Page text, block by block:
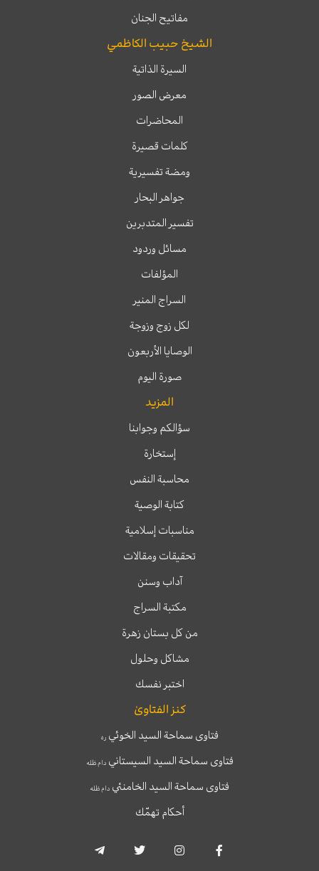
مفاتيح الجنان
الشيخ حبيب الكاظمي
السيرة الذاتية
معرض الصور
المحاضرات
كلمات قصيرة
ومضة تفسيرية
جواهر البحار
تفسير المتدبرين
مسائل وردود
المؤلفات
السراج المنير
لكل زوج وزوجة
الوصايا الأربعون
صورة اليوم
المزيد
سؤالكم وجوابنا
إستخارة
محاسبة النفس
كتابة الوصية
مناسبات إسلامية
تحقيقات ومقالات
آداب وسنن
مكتبة السراج
من كل بستان زهرة
مشاكل وحلول
اختبر نفسك
كنز الفتاوىٰ
فتاوى سماحة السيد الخوئيره
فتاوى سماحة السيد السيستانيدام ظله
فتاوى سماحة السيد الخامنئي دام ظله
أحكام تهمّك
c
s
i
l